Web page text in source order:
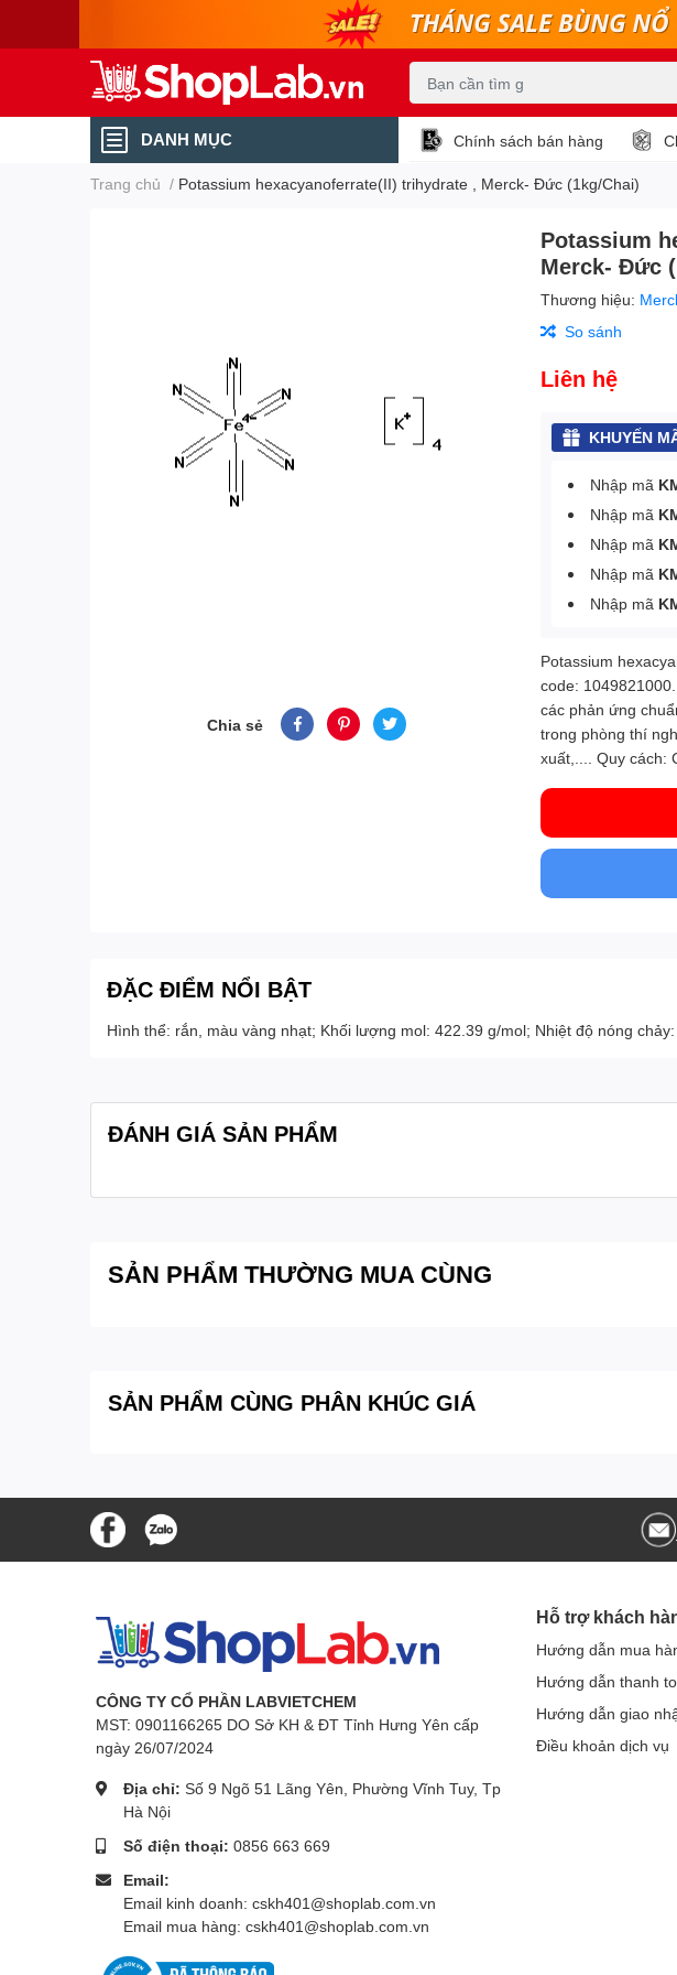
DANH MỤC Chính sách bán hàng
Trang chủ / Potassium hexacyanoferrate(II) trihydrate , Merck- Đức (1kg/Chai)
Chia sẻ
Potassium
Merck- Đức
Thương hiệu:
So sánh
Liên hệ
KHUYẾN
Nhập mã
Nhập mã
Nhập mã
Nhập mã
Nhập mã
Potassium
code:
các phản ứng
trong phòng thí
xuất,.... Quy cách:
ĐẶC ĐIỂM NỔI BẬT
Hình thể: rắn, màu vàng nhạt; Khối lượng mol: 422.39 g/mol; Nhiệt độ nóng
ĐÁNH GIÁ SẢN PHẨM
SẢN PHẨM THƯỜNG MUA CÙNG
SẢN PHẨM CÙNG PHÂN KHÚC GIÁ
CÔNG TY CỔ PHẦN LABVIETCHEM
MST: 0901166265 DO Sở KH & ĐT Tỉnh Hưng Yên cấp
ngày 26/07/2024
Địa chỉ: Số 9 Ngõ 51 Lãng Yên, Phường Vĩnh Tuy, Tp
Hà Nội
Số điện thoại: 0856 663 669
Email:
Email kinh doanh: cskh401@shoplab.com.vn
Email mua hàng: cskh401@shoplab.com.vn
Hỗ trợ khách
Hướng dẫn mua
Hướng dẫn thanh
Hướng dẫn giao
Điều khoản dịch vụ